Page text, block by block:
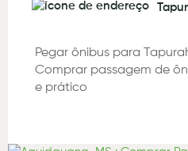
Pegar ônibus para
Comprar passagem de
e prático